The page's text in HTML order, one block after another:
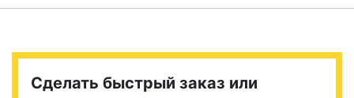
Сделать быстрый заказ или